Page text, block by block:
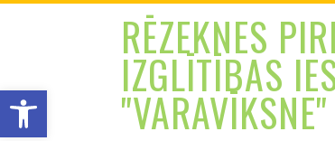
Open toolbar
Skip
RĒZEKNES
IZGLĪTĪBAS
"VARAVĪKSNE"